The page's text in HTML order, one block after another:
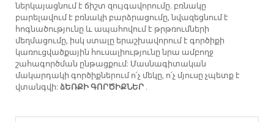
ներկայացնում է ճիշտ զույգավորումը. բռնակը
բարելավում է բռնակի բարձրացումը, նվազեցնում է
հոգնածությունը և ապահովում է թրթռումների
մեղմացումը, իսկ ստալը երաշխավորում է գործիքի
կառուցվածքային հուսալիությունը նրա ամբողջ
շահագործման ընթացքում: Մասնագիտական
մակարդակի գործիքներում ո՛չ մեկը, ո՛չ մյուսը չպետք է
վտանգվի: ձԵՌՔԻ ԳՈՐԾԻՔՆԵՐ .